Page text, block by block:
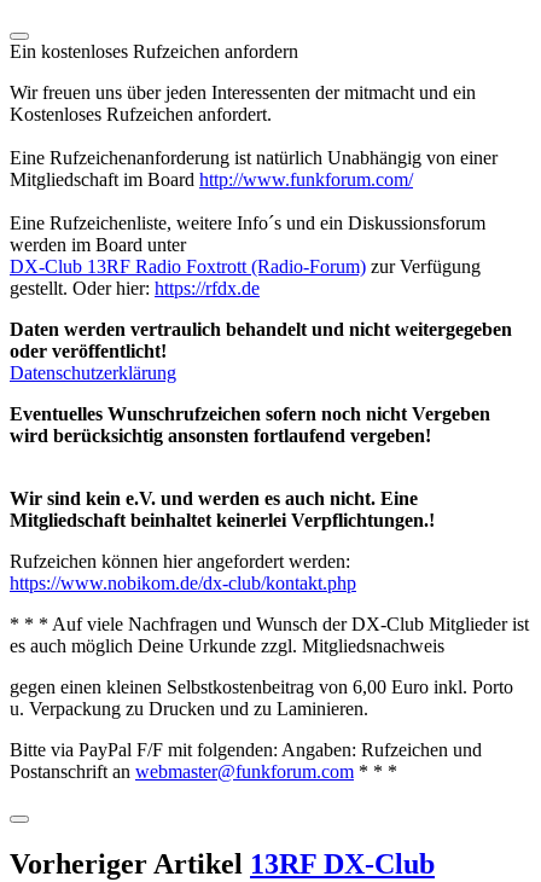
Ein kostenloses Rufzeichen anfordern
Wir freuen uns über jeden Interessenten der mitmacht und ein
Kostenloses Rufzeichen anfordert.
Eine Rufzeichenanforderung ist natürlich Unabhängig von einer
Mitgliedschaft im Board http://www.funkforum.com/
Eine Rufzeichenliste, weitere Info´s und ein Diskussionsforum
werden im Board unter
DX-Club 13RF Radio Foxtrott (Radio-Forum) zur Verfügung
gestellt. Oder hier: https://rfdx.de
Daten werden vertraulich behandelt und nicht weitergegeben
oder veröffentlicht!
Datenschutzerklärung
Eventuelles Wunschrufzeichen sofern noch nicht Vergeben
wird berücksichtig ansonsten fortlaufend vergeben!
Wir sind kein e.V. und werden es auch nicht. Eine
Mitgliedschaft beinhaltet keinerlei Verpflichtungen.!
Rufzeichen können hier angefordert werden:
https://www.nobikom.de/dx-club/kontakt.php
* * * Auf viele Nachfragen und Wunsch der DX-Club Mitglieder ist
es auch möglich Deine Urkunde zzgl. Mitgliedsnachweis
gegen einen kleinen Selbstkostenbeitrag von 6,00 Euro inkl. Porto
u. Verpackung zu Drucken und zu Laminieren.
Bitte via PayPal F/F mit folgenden: Angaben: Rufzeichen und
Postanschrift an webmaster@funkforum.com * * *
Vorheriger Artikel 13RF DX-Club